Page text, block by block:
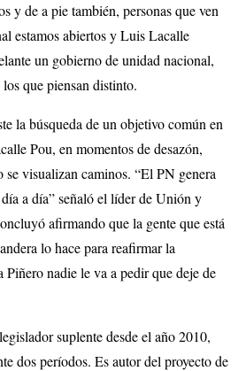
y de a pie también, personas que ven
estamos abiertos y Luis Lacalle
un gobierno de unidad nacional,
que piensan distinto.
la búsqueda de un objetivo común en
Pou, en momentos de desazón,
se visualizan caminos. “El PN genera
a día” señaló el líder de Unión y
afirmando que la gente que está
lo hace para reafirmar la
Piñero nadie le va a pedir que deje de
suplente desde el año 2010,
dos períodos. Es autor del proyecto de